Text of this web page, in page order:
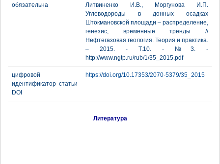
обязательна
Литвиненко И.В., Моргунова И.П.
Углеводороды в донных осадках
Штокмановской площади – распределение,
генезис, временные тренды //
Нефтегазовая геология. Теория и практика.
– 2015. - Т.10. - №3. -
http://www.ngtp.ru/rub/1/35_2015.pdf
цифровой
идентификатор статьи
DOI
https://doi.org/10.17353/2070-5379/35_2015
Литература